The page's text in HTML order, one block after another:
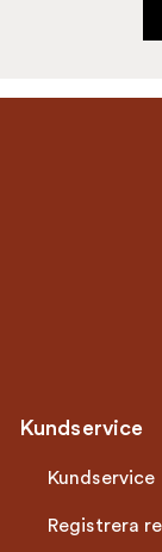
Kundservice
Kundservice
Registrera